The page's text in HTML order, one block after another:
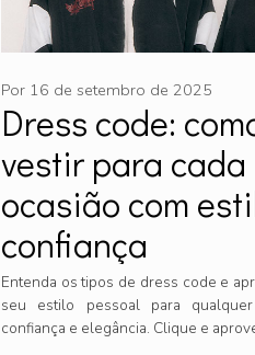
Dress code:
vestir para cada
ocasião com
confiança
Por 16 de setembro de 2025
Entenda os tipos de dress code e
seu estilo pessoal para
confiança e elegância. Clique e